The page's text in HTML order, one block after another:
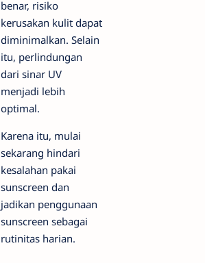
benar, risiko
kerusakan kulit dapat
diminimalkan. Selain
itu, perlindungan
dari sinar UV
menjadi lebih
optimal.
Karena itu, mulai
sekarang hindari
kesalahan pakai
sunscreen dan
jadikan penggunaan
sunscreen sebagai
rutinitas harian.